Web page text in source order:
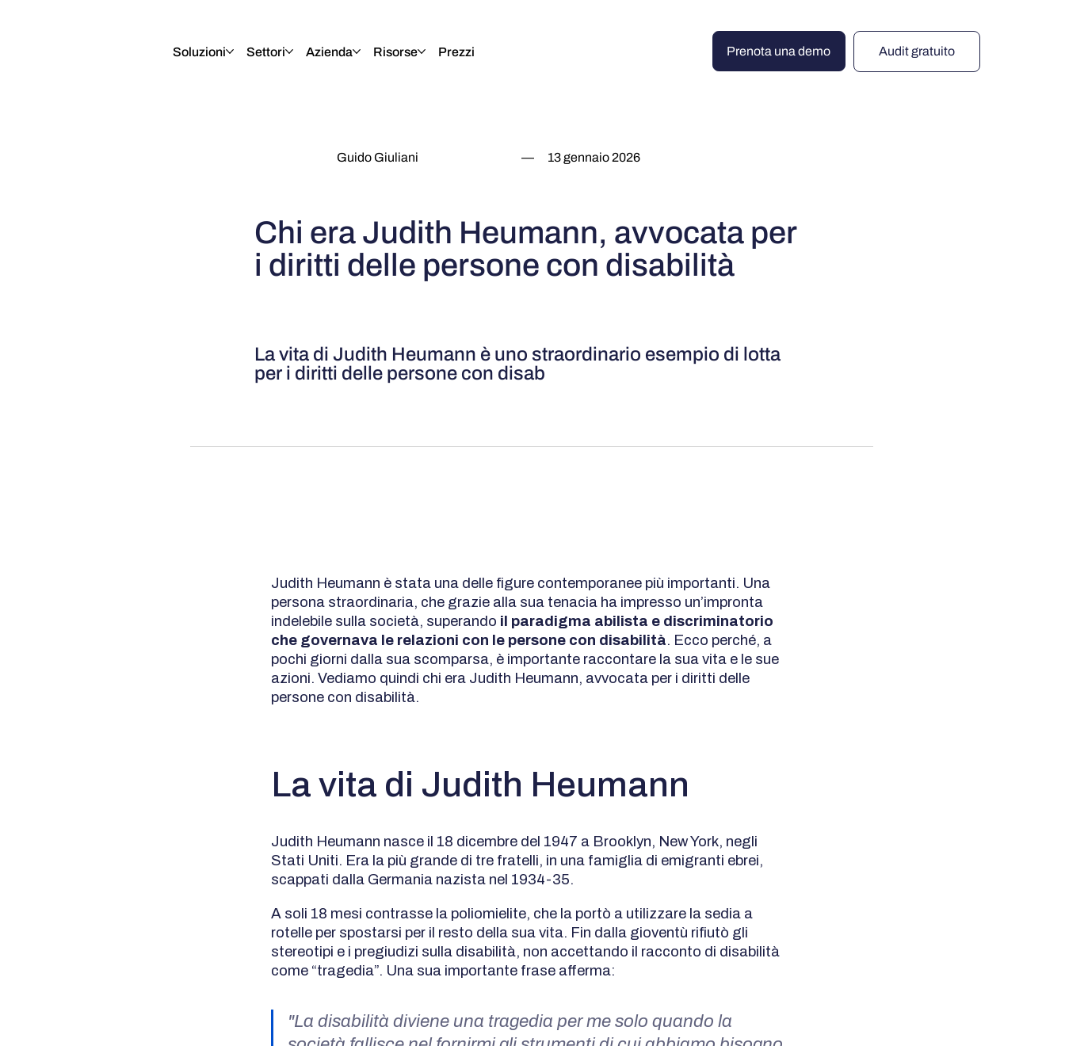
Soluzioni Settori Azienda Risorse Prezzi Prenota una demo Audit gratuito
Guido Giuliani — 13 gennaio 2026
Chi era Judith Heumann, avvocata per
i diritti delle persone con disabilità
La vita di Judith Heumann è uno straordinario esempio di lotta
per i diritti delle persone con disab
Judith Heumann è stata una delle figure contemporanee più importanti. Una
persona straordinaria, che grazie alla sua tenacia ha impresso un’impronta
indelebile sulla società, superando il paradigma abilista e discriminatorio
che governava le relazioni con le persone con disabilità. Ecco perché, a
pochi giorni dalla sua scomparsa, è importante raccontare la sua vita e le sue
azioni. Vediamo quindi chi era Judith Heumann, avvocata per i diritti delle
persone con disabilità.
La vita di Judith Heumann
Judith Heumann nasce il 18 dicembre del 1947 a Brooklyn, New York, negli
Stati Uniti. Era la più grande di tre fratelli, in una famiglia di emigranti ebrei,
scappati dalla Germania nazista nel 1934-35.
A soli 18 mesi contrasse la poliomielite, che la portò a utilizzare la sedia a
rotelle per spostarsi per il resto della sua vita. Fin dalla gioventù rifiutò gli
stereotipi e i pregiudizi sulla disabilità, non accettando il racconto di disabilità
come “tragedia”. Una sua importante frase afferma:
"La disabilità diviene una tragedia per me solo quando la